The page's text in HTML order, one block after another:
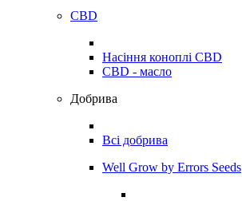
CBD
Насіння коноплі CBD
CBD - масло
Добрива
Всі добрива
Well Grow by Errors Seeds